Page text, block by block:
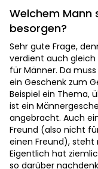
Welchem Mann
besorgen?
Sehr gute Frage,
verdient auch gleich
für Männer. Da
ein Geschenk zum
Beispiel ein Thema,
ist ein
angebracht. Auch
Freund (also nicht
einen Freund),
Eigentlich hat
so darüber